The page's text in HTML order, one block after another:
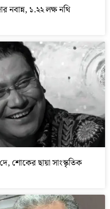
নবান্ন, ১.২২ লক্ষ নথি
শোকের ছায়া সাংস্কৃতিক